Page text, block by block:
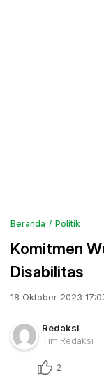
Beranda Politik
Komitmen
Disabilitas
18 Oktober 2023
Redaksi
Tim Redaksi
2